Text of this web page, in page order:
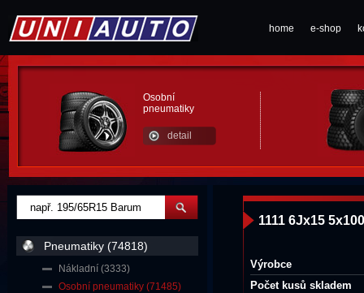
home e-shop
Osobní
pneumatiky
detail
1111 6Jx15
Výrobce
Počet kusů skladem
Pneumatiky (74818)
Nákladní (3333)
Osobní pneumatiky (71485)